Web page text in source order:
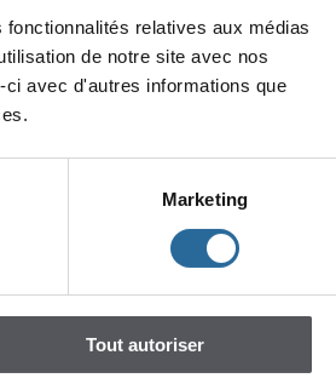
Marketing
Toutautoriser